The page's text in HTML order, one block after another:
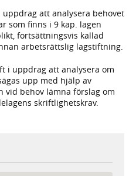
att analysera behovet
som finns i 9 kap. lagen
fortsättningsvis kallad
arbetsrättslig lagstiftning.
i uppdrag att analysera om
upp med hjälp av
vid behov lämna förslag om
skriftlighetskrav.